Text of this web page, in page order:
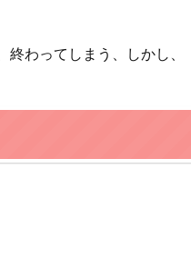
わってしまう、しかし、